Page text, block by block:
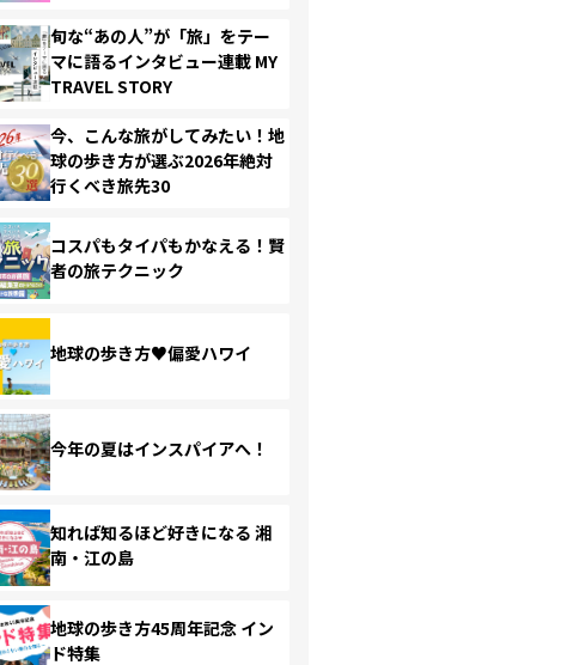
旬な“あの人”が「旅」をテー
マに語るインタビュー連載 MY
TRAVEL STORY
今、こんな旅がしてみたい！地
球の歩き方が選ぶ2026年絶対
行くべき旅先30
コスパもタイパもかなえる！賢
者の旅テクニック
地球の歩き方♥偏愛ハワイ
今年の夏はインスパイアへ！
知れば知るほど好きになる 湘
南・江の島
地球の歩き方45周年記念 イン
ド特集